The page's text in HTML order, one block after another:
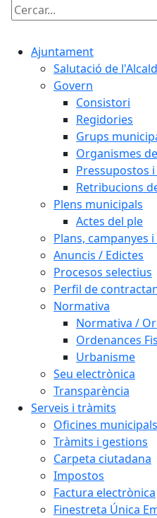
Cercar:
Ajuntament
Salutació de
Govern
Consistori
Regidories
Grups
Organismes
Pressupostos
Retribucions
Plens municipals
Actes del ple
Plans, campanyes
Anuncis / Edictes
Procesos selectius
Perfil de
Normativa
Normativa /
Ordenances
Urbanisme
Seu electrònica
Transparència
Serveis i tràmits
Oficines municipals
Tràmits i gestions
Carpeta ciutadana
Impostos
Factura electrònica
Finestreta Única